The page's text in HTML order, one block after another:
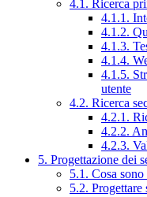
4.1. Ricerca
4.1.1.
4.1.2.
4.1.3.
4.1.4.
4.1.5.
utente
4.2. Ricerca
4.2.1.
4.2.2.
4.2.3.
5. Progettazione dei
5.1. Cosa
5.2.